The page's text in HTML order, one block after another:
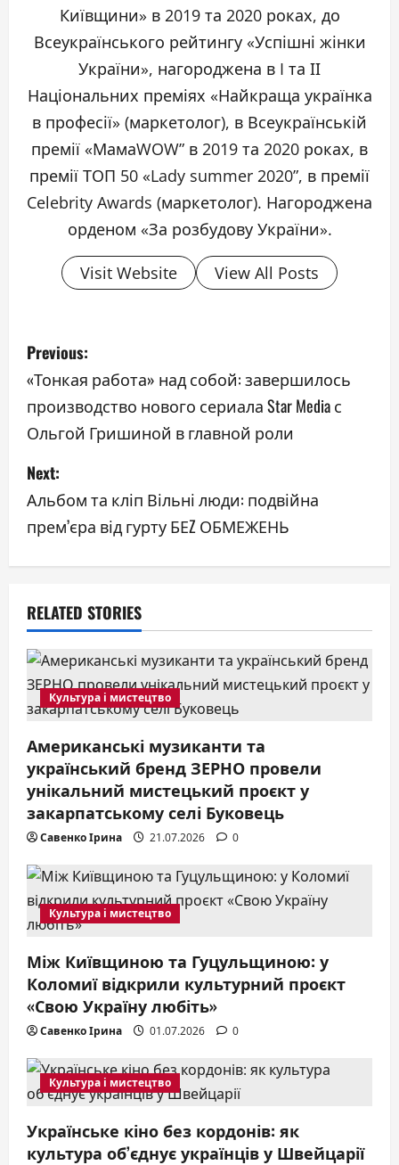
Київщини» в 2019 та 2020 роках, до
Всеукраїнського рейтингу «Успішні жінки
України», нагороджена в I та ІІ
Національних преміях «Найкраща українка
в професії» (маркетолог), в Всеукраїнській
премії «МамаWOW” в 2019 та 2020 роках, в
премії ТОП 50 «Lady summer 2020”, в премії
Celebrity Awards (маркетолог). Нагороджена
орденом «За розбудову України».
Visit Website View All Posts
P
o
s
n
a
v
i
g
a
t
i
o
n
Previous:
«Тонкая работа» над собой: завершилось
производство нового сериала Star Media с
Ольгой Гришиной в главной роли
Next:
Альбом та кліп Вільні люди: подвійна
прем’єра від гурту БЕZ ОБМЕЖЕНЬ
RELATED STORIES
Культура і мистецтво
Американські музиканти та
український бренд ЗЕРНО провели
унікальний мистецький проєкт у
закарпатському селі Буковець
Савенко Ірина 21.07.2026 0
Культура і мистецтво
Між Київщиною та Гуцульщиною: у
Коломиї відкрили культурний проєкт
«Свою Україну любіть»
Савенко Ірина 01.07.2026 0
Культура і мистецтво
Українське кіно без кордонів: як
культура об’єднує українців у Швейцарії